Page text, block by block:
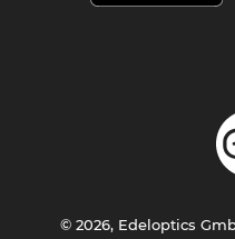
© 2026, Edeloptics